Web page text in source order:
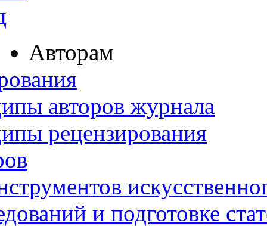
Авторам
авторов журнала
рецензирования
и подготовке